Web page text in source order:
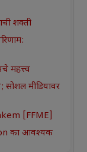
शक्ती
महत्त्व
सोशल मीडियावर
[FFME]
का आवश्यक